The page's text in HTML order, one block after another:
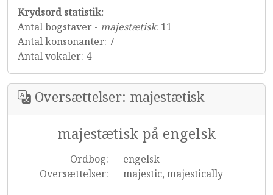
Krydsord statistik:
Antal bogstaver - majestætisk: 11
Antal konsonanter: 7
Antal vokaler: 4
Oversættelser: majestætisk
majestætisk på engelsk
Ordbog:
engelsk
Oversættelser:
majestic, majestically